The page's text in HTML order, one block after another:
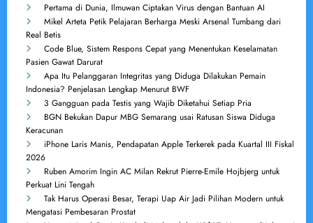
Pertama di Dunia, Ilmuwan Ciptakan Virus dengan Bantuan AI
Mikel Arteta Petik Pelajaran Berharga Meski Arsenal Tumbang dari
Real Betis
Code Blue, Sistem Respons Cepat yang Menentukan Keselamatan
Pasien Gawat Darurat
Apa Itu Pelanggaran Integritas yang Diduga Dilakukan Pemain
Indonesia? Penjelasan Lengkap Menurut BWF
3 Gangguan pada Testis yang Wajib Diketahui Setiap Pria
BGN Bekukan Dapur MBG Semarang usai Ratusan Siswa Diduga
Keracunan
iPhone Laris Manis, Pendapatan Apple Terkerek pada Kuartal III Fiskal
2026
Ruben Amorim Ingin AC Milan Rekrut Pierre-Emile Hojbjerg untuk
Perkuat Lini Tengah
Tak Harus Operasi Besar, Terapi Uap Air Jadi Pilihan Modern untuk
Mengatasi Pembesaran Prostat